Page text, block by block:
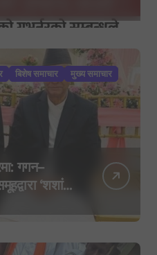
बिशेष समाचार
मुख्य समाचार
गगन–
‘शशांक